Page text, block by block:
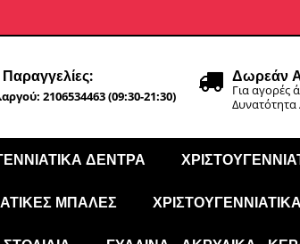
2106534463 (09:30-21:30)
Δωρεάν
Για αγορές
Δυνατότητα
ΔΈΝΤΡΑ
ΜΠΆΛΕΣ